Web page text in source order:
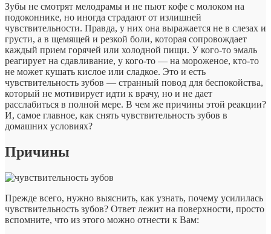
Зубы не смотрят мелодрамы и не пьют кофе с молоком на
подоконнике, но иногда страдают от излишней
чувствительности. Правда, у них она выражается не в слезах и
грусти, а в щемящей и резкой боли, которая сопровождает
каждый прием горячей или холодной пищи. У кого-то эмаль
реагирует на сдавливание, у кого-то — на мороженое, кто-то
не может кушать кислое или сладкое. Это и есть
чувствительность зубов — странный повод для беспокойства,
который не мотивирует идти к врачу, но и не дает
расслабиться в полной мере. В чем же причины этой реакции?
И, самое главное, как снять чувствительность зубов в
домашних условиях?
Причины
Прежде всего, нужно выяснить, как узнать, почему усилилась
чувствительность зубов? Ответ лежит на поверхности, просто
вспомните, что из этого можно отнести к Вам: